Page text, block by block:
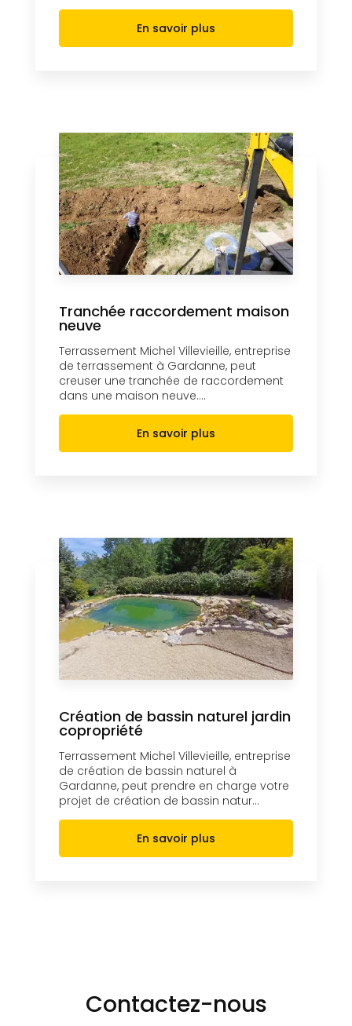
En savoir plus
Tranchée raccordement maison
neuve
Terrassement Michel Villevieille, entreprise
de terrassement à Gardanne, peut
creuser une tranchée de raccordement
dans une maison neuve....
En savoir plus
Création de bassin naturel jardin
copropriété
Terrassement Michel Villevieille, entreprise
de création de bassin naturel à
Gardanne, peut prendre en charge votre
projet de création de bassin natur...
En savoir plus
Contactez-nous